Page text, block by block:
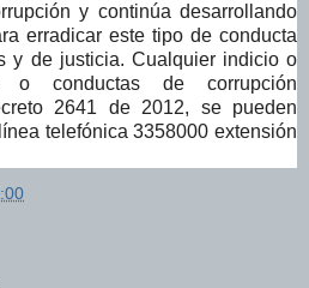
y continúa desarrollando
erradicar este tipo de conducta
y de justicia. Cualquier indicio o
o conductas de corrupción
2641 de 2012, se pueden
telefónica 3358000 extensión